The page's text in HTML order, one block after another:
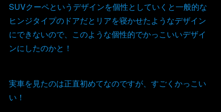
SUVクーペというデザインを個性としていくと一般的な
ヒンジタイプのドアだとリアを寝かせたようなデザイン
にできないので、このような個性的でかっこいいデザイ
ンにしたのかと！
実車を見たのは正直初めてなのですが、すごくかっこい
い！